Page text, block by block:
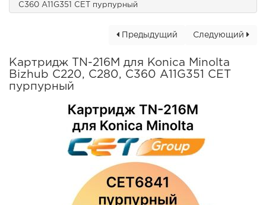
C360 A11G351 CET пурпурный
Следующий
Предыдущий
Картридж TN-216M для Konica Minolta
Bizhub C220, C280, C360 A11G351 CET
пурпурный